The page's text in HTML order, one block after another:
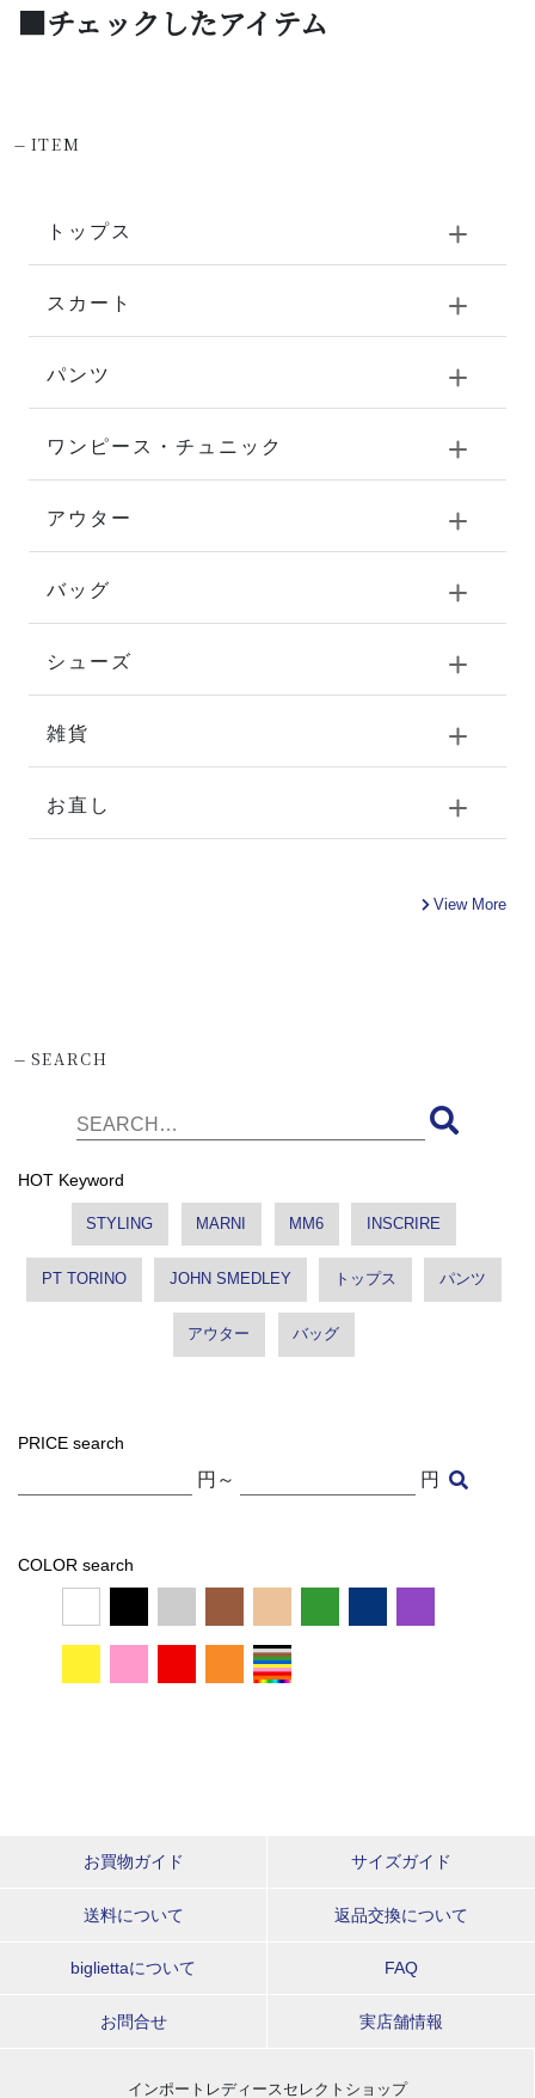
■チェックしたアイテム
-ITEM
トップス
スカート
パンツ
ワンピース・チュニック
アウター
バッグ
シューズ
雑貨
お直し
View More
-SEARCH
HOT Keyword
STYLING MARNI MM6 INSCRIRE
PT TORINO JOHN SMEDLEY トップス パンツ
アウター バッグ
PRICE search
円～ 円
COLOR search
お買物ガイド サイズガイド
送料について 返品交換について
bigliettaについて FAQ
お問合せ 実店舗情報
インポートレディースセレクトショップ